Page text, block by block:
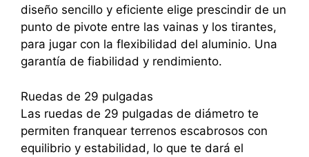
diseño sencillo y eficiente elige prescindir de un
punto de pivote entre las vainas y los tirantes,
para jugar con la flexibilidad del aluminio. Una
garantía de fiabilidad y rendimiento.
Ruedas de 29 pulgadas
Las ruedas de 29 pulgadas de diámetro te
permiten franquear terrenos escabrosos con
equilibrio y estabilidad, lo que te dará el